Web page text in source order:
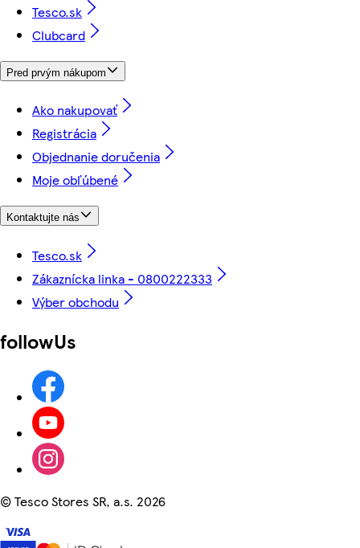
Tesco.sk
Clubcard
Pred prvým nákupom
Ako nakupovať
Registrácia
Objednanie doručenia
Moje obľúbené
Kontaktujte nás
Tesco.sk
Zákaznícka linka - 0800222333
Výber obchodu
followUs
©Tesco Stores SR, a.s. 2026